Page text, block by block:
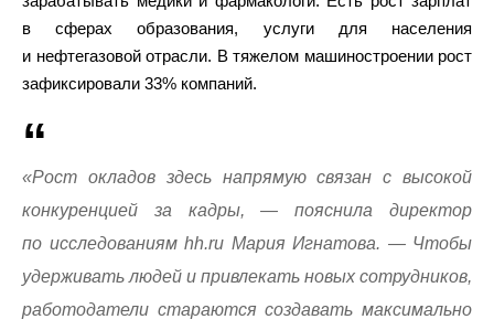
в сферах образования, услуги для населения
и нефтегазовой отрасли. В тяжелом машиностроении рост
зафиксировали 33% компаний.
«Рост окладов здесь напрямую связан с высокой
конкуренцией за кадры, — пояснила директор
по исследованиям hh.ru Мария Игнатова. — Чтобы
удерживать людей и привлекать новых сотрудников,
работодатели стараются создавать максимально